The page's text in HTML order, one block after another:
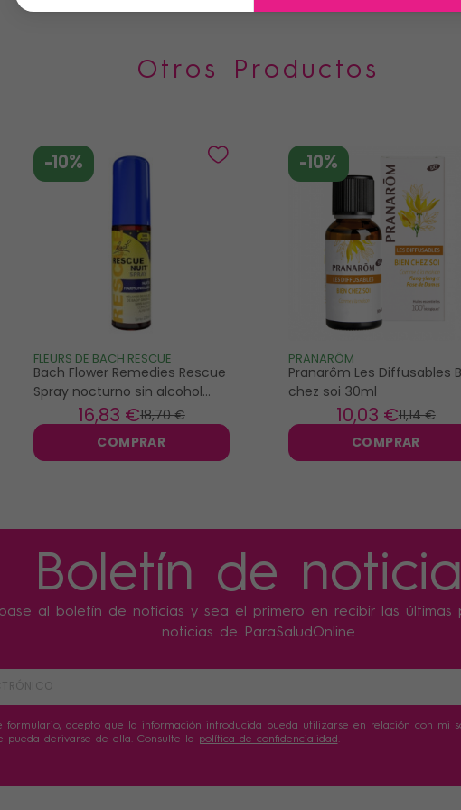
Otros Productos
-10%
FLEURS DE BACH RESCUE
Bach Flower Remedies Rescue
Spray nocturno sin alcohol
18,70 €
16,83 €
COMPRAR
-10%
PRANARÔM
Pranarôm Les Diffusables
chez soi 30ml
11,14 €
10,03 €
COMPRAR
Boletín de
al boletín de noticias y sea el primero en recibir las últimas
noticias de ParaSaludOnline
formulario, acepto que la información introducida pueda utilizarse en relación con mi
pueda derivarse de ella. Consulte la política de confidencialidad .